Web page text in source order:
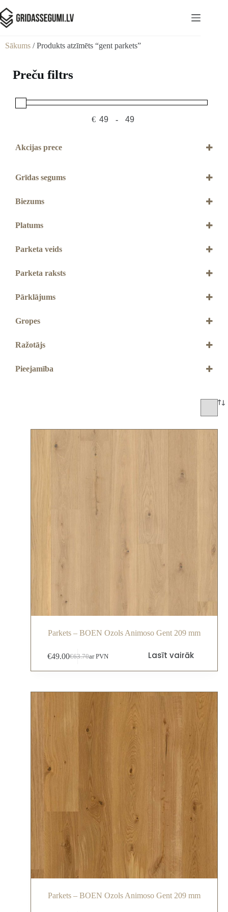
Sākums / Produkts atzīmēts “gent parkets”
Preču filtrs
€ Minimum Price
-
Maximum Price
Akcijas prece
Grīdas segums
Biezums
Platums
Parketa veids
Parketa raksts
Pārklājums
Live Natural eļļa
Gropes
Ražotājs
Pieejamība
Parkets – BOEN Ozols Animoso Gent 209 mm
€63.70
€49.00 ar PVN Lasīt vairāk
Parkets – BOEN Ozols Animoso Gent 209 mm